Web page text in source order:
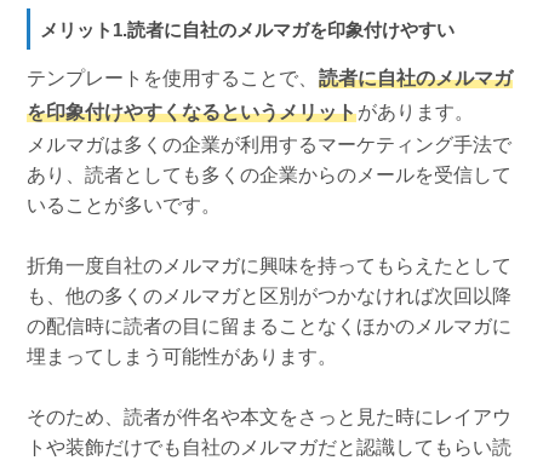
メリット1.読者に自社のメルマガを印象付けやすい
テンプレートを使用することで、 読者に自社のメルマガ
を印象付けやすくなるというメリットがあります。
メルマガは多くの企業が利用するマーケティング手法で
あり、読者としても多くの企業からのメールを受信して
いることが多いです。
折角一度自社のメルマガに興味を持ってもらえたとして
も、他の多くのメルマガと区別がつかなければ次回以降
の配信時に読者の目に留まることなくほかのメルマガに
埋まってしまう可能性があります。
そのため、読者が件名や本文をさっと見た時にレイアウ
トや装飾だけでも自社のメルマガだと認識してもらい読